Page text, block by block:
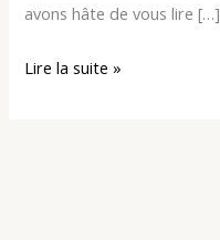
avons hâte de vous lire […]
Lire la suite »